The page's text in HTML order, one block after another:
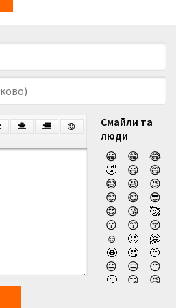
Смайли та
люди
😀
😁
😂
🤣
😃
😄
😅
😆
😉
😊
😋
😎
😍
😘
🥰
😗
😙
😚
☺️
🙂
🤗
🤩
🤔
🤨
😐
😑
😶
🙄
😏
😣